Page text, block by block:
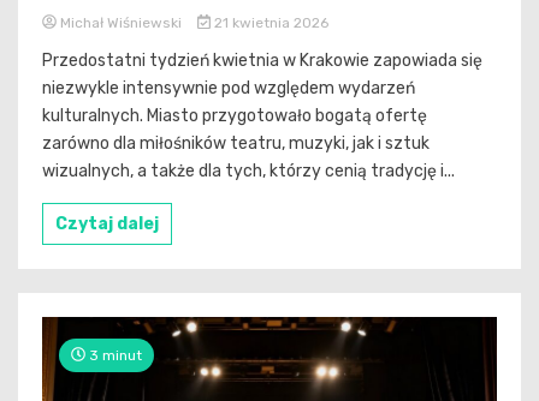
Michał Wiśniewski 21 kwietnia 2026
Przedostatni tydzień kwietnia w Krakowie zapowiada się
niezwykle intensywnie pod względem wydarzeń
kulturalnych. Miasto przygotowało bogatą ofertę
zarówno dla miłośników teatru, muzyki, jak i sztuk
wizualnych, a także dla tych, którzy cenią tradycję i...
Czytaj dalej
3 minut